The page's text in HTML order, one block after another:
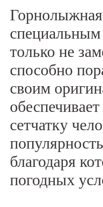
специальным
только не
способно
своим
сетчатку
благодаря
погодных